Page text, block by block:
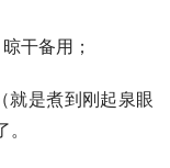
干备用；
就是煮到刚起泉眼